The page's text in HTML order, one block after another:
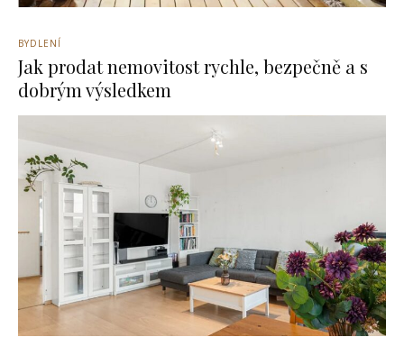
BYDLENÍ
Jak prodat nemovitost rychle, bezpečně a s
dobrým výsledkem